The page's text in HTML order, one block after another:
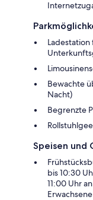
Bewachte
Nacht)
Begrenzte
Speisen und
bis 10:30
11:00 Uhr